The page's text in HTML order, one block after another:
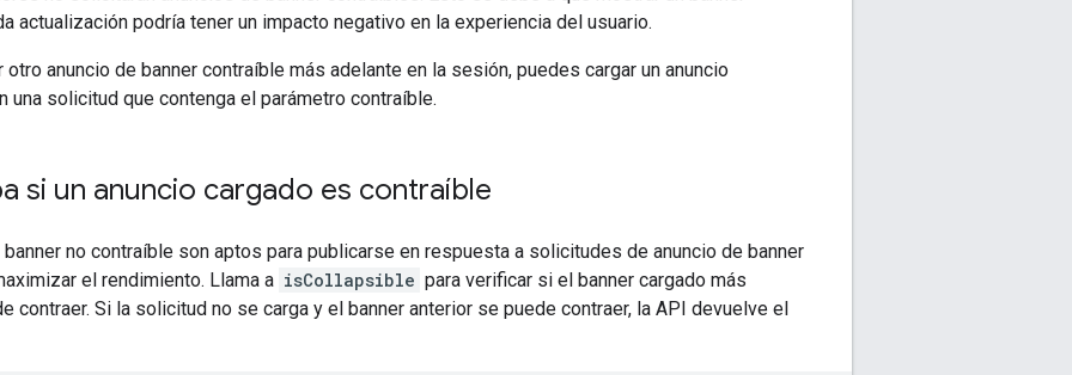
actualización podría tener un impacto negativo en la experiencia del usuario.
otro anuncio de banner contraíble más adelante en la sesión, puedes cargar un anuncio
una solicitud que contenga el parámetro contraíble.
si un anuncio cargado es contraíble
no contraíble son aptos para publicarse en respuesta a solicitudes de anuncio de banner
el rendimiento. Llama a isCollapsible para verificar si el banner cargado más
contraer. Si la solicitud no se carga y el banner anterior se puede contraer, la API devuelve el